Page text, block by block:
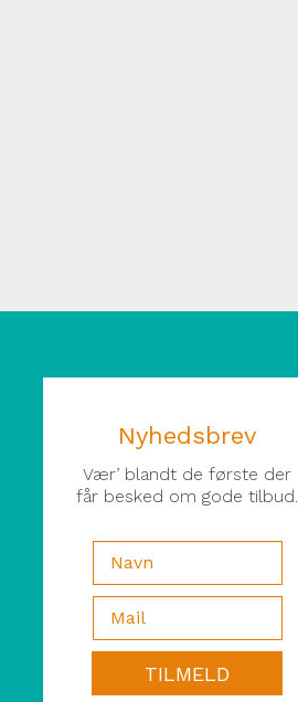
Nyhedsbrev
Vær’ blandt de første der
får besked om gode tilbud.
TILMELD